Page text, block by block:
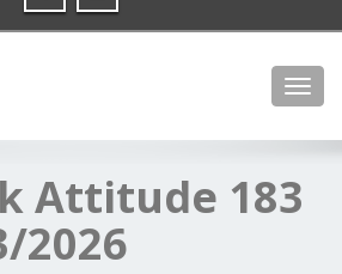
Attitude 183
2026